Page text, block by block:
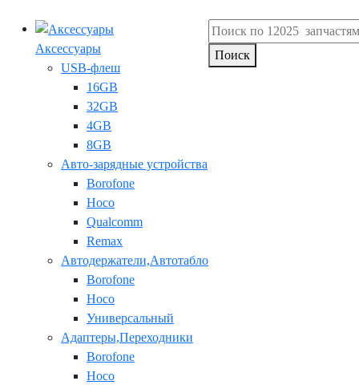
Аксессуары
USB-флеш
16GB
32GB
4GB
8GB
Авто-зарядные устройства
Borofone
Hoco
Qualcomm
Remax
Автодержатели,Автотабло
Borofone
Hoco
Универсальный
Адаптеры,Переходники
Borofone
Hoco
Поиск